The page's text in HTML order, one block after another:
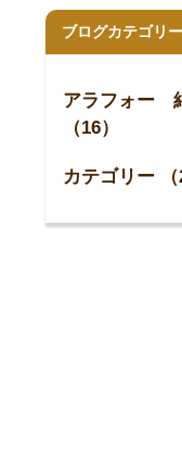
ブログカテゴリー
アラフォー
（16）
カテゴリー （